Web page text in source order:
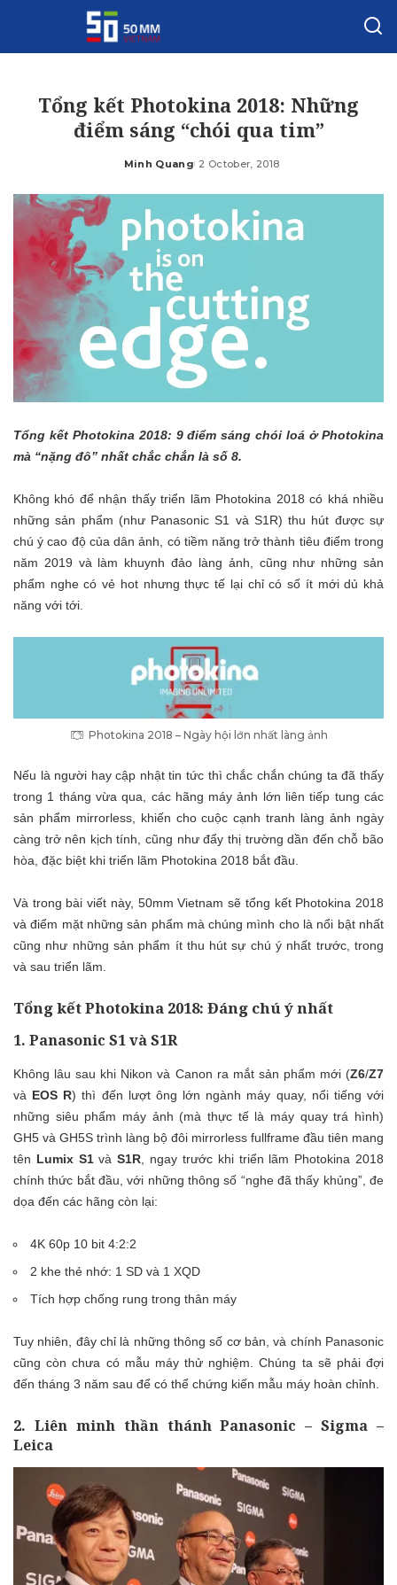
Tổng kết Photokina 2018: Những
điểm sáng “chói qua tim”
Posted
Minh Quang 2 October, 2018
Tổng kết Photokina 2018: 9 điểm sáng chói loá ở Photokina
mà “nặng đô” nhất chắc chắn là số 8.
Không khó để nhận thấy triển lãm Photokina 2018 có khá nhiều
những sản phẩm (như Panasonic S1 và S1R) thu hút được sự
chú ý cao độ của dân ảnh, có tiềm năng trở thành tiêu điểm trong
năm 2019 và làm khuynh đảo làng ảnh, cũng như những sản
phẩm nghe có vẻ hot nhưng thực tế lại chỉ có số ít mới dủ khả
năng với tới.
Photokina 2018 – Ngày hội lớn nhất làng ảnh
Nếu là người hay cập nhật tin tức thì chắc chắn chúng ta đã thấy
trong 1 tháng vừa qua, các hãng máy ảnh lớn liên tiếp tung các
sản phẩm mirrorless, khiến cho cuộc cạnh tranh làng ảnh ngày
càng trở nên kịch tính, cũng như đẩy thị trường dần đến chỗ bão
hòa, đặc biệt khi triển lãm Photokina 2018 bắt đầu.
Và trong bài viết này, 50mm Vietnam sẽ tổng kết Photokina 2018
và điểm mặt những sản phẩm mà chúng mình cho là nổi bật nhất
cũng như những sản phẩm ít thu hút sự chú ý nhất trước, trong
và sau triển lãm.
Tổng kết Photokina 2018: Đáng chú ý nhất
1. Panasonic S1vàS1R
Không lâu sau khi Nikon và Canon ra mắt sản phẩm mới (Z6/Z7
và EOS R) thì đến lượt ông lớn ngành máy quay, nổi tiếng với
những siêu phẩm máy ảnh (mà thực tế là máy quay trá hình)
GH5 và GH5S trình làng bộ đôi mirrorless fullframe đầu tiên mang
tên Lumix S1vàS1R , ngay trước khi triển lãm Photokina 2018
chính thức bắt đầu, với những thông số “nghe đã thấy khủng”, đe
dọa đến các hãng còn lại:
4K 60p 10 bit 4:2:2
2 khe thẻ nhớ: 1 SD và 1 XQD
Tích hợp chống rung trong thân máy
Tuy nhiên, đây chỉ là những thông số cơ bản, và chính Panasonic
cũng còn chưa có mẫu máy thử nghiệm. Chúng ta sẽ phải đợi
đến tháng 3 năm sau để có thể chứng kiến mẫu máy hoàn chỉnh.
2. Liên minh thần thánh Panasonic – Sigma –
Leica